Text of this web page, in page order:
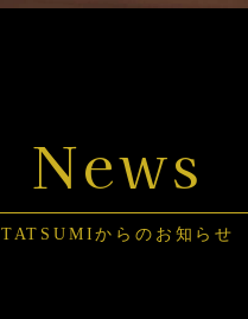
News
TATSUMIからのお知らせ